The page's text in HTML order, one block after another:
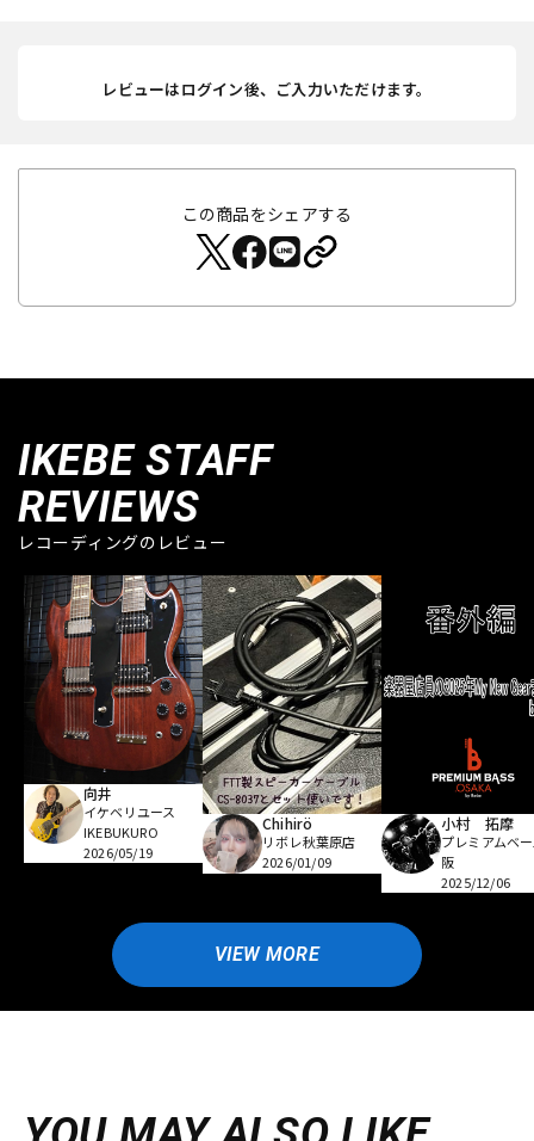
レビューはログイン後、ご入力いただけます。
この商品をシェアする
IKEBE STAFF
REVIEWS
レコーディングのレビュー
向井
イケベリユース
IKEBUKURO
2026/05/19
Chihirö
リボレ秋葉原店
2026/01/09
小村 拓摩
プレミアムベ
阪
2025/12/06
VIEW MORE